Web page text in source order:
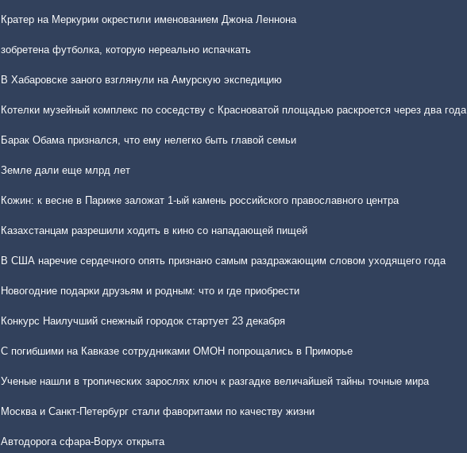
Кратер на Меркурии окрестили именованием Джона Леннона
зобретена футболка, которую нереально испачкать
В Хабаровске заного взглянули на Амурскую экспедицию
Котелки музейный комплекс по соседству с Красноватой площадью раскроется через два года
Барак Обама признался, что ему нелегко быть главой семьи
Земле дали еще млрд лет
Кожин: к весне в Париже заложат 1-ый камень российского православного центра
Казахстанцам разрешили ходить в кино со нападающей пищей
В США наречие сердечного опять признано самым раздражающим словом уходящего года
Новогодние подарки друзьям и родным: что и где приобрести
Конкурс Наилучший снежный городок стартует 23 декабря
С погибшими на Кавказе сотрудниками ОМОН попрощались в Приморье
Ученые нашли в тропических зарослях ключ к разгадке величайшей тайны точные мира
Москва и Санкт-Петербург стали фаворитами по качеству жизни
Автодорога сфара-Ворух открыта